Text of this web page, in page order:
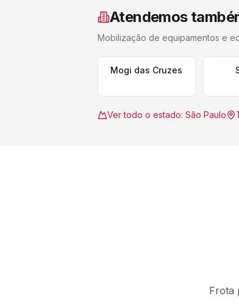
Atendemos
Mobilização de equipamentos e
Mogi das Cruzes
Ver todo o estado: São Paulo
Frota